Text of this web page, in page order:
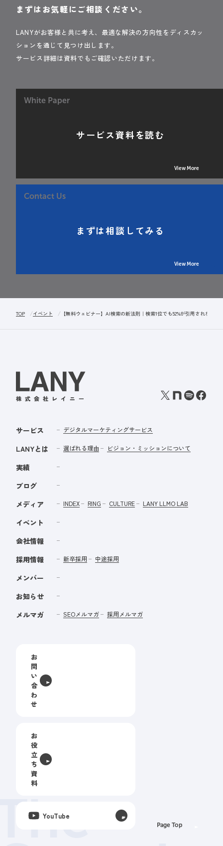
まずはお気軽にご相談ください。
LANYがお客様と共に考え、最適な解決の方向性をディスカッ
ションを通じて見つけ出します。
サービス詳細は資料でもご確認いただけます。
White Paper
サービス資料を読む
View More
Contact Us
まずは相談してみる
View More
TOP イベント 【無料ウェビナー】AI検索の新法則｜検索1位でも52%が引用されない
サービス デジタルマーケティングサービス
LANYとは 選ばれる理由 ビジョン・ミッションについて
実績
ブログ
メディア
INDEX RING CULTURE LANY LLMO LAB
イベント
会社情報
採用情報
新卒採用 中途採用
メンバー
お知らせ
メルマガ
SEOメルマガ 採用メルマガ
お
問
い
合
わ
せ
お
役
立
ち
資
料
YouTube
Page Top